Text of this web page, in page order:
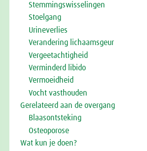
Stemmingswisselingen
Stoelgang
Urineverlies
Verandering lichaamsgeur
Vergeetachtigheid
Verminderd libido
Vermoeidheid
Vocht vasthouden
Gerelateerd aan de overgang
Blaasontsteking
Osteoporose
Wat kun je doen?